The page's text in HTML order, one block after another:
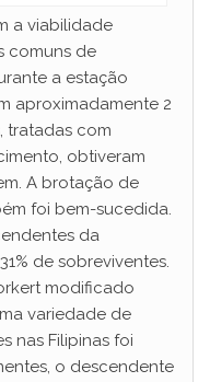
a viabilidade
comuns de
a estação
aproximadamente 2
tratadas com
obtiveram
A brotação de
foi bem-sucedida.
da
de sobreviventes.
modificado
variedade de
nas Filipinas foi
o descendente